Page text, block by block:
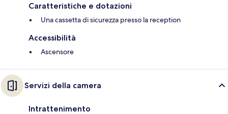
Caratteristiche e dotazioni
Una cassetta di sicurezza presso la reception
Accessibilità
Ascensore
Servizi della camera
Intrattenimento